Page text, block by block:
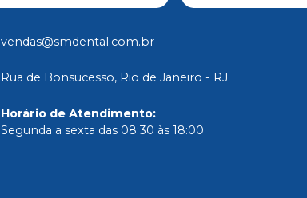
vendas@smdental.com.br
Rua de Bonsucesso, Rio de Janeiro - RJ
Horário de Atendimento:
Segunda a sexta das 08:30 às 18:00